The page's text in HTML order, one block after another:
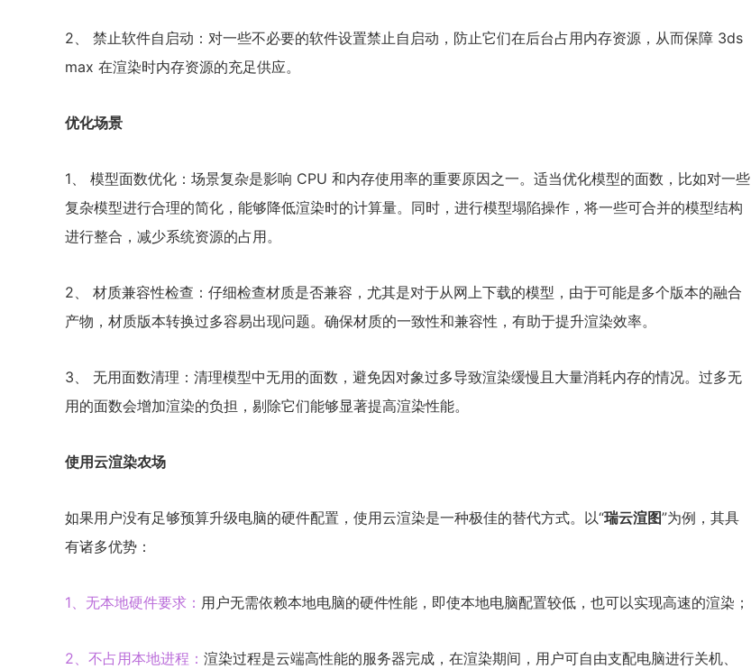
2、 禁止软件自启动：对一些不必要的软件设置禁止自启动，防止它们在后台占用内存资源，从而保障 3ds
max 在渲染时内存资源的充足供应。
优化场景
1、 模型面数优化：场景复杂是影响 CPU 和内存使用率的重要原因之一。适当优化模型的面数，比如对一些
复杂模型进行合理的简化，能够降低渲染时的计算量。同时，进行模型塌陷操作，将一些可合并的模型结构
进行整合，减少系统资源的占用。
2、 材质兼容性检查：仔细检查材质是否兼容，尤其是对于从网上下载的模型，由于可能是多个版本的融合
产物，材质版本转换过多容易出现问题。确保材质的一致性和兼容性，有助于提升渲染效率。
3、 无用面数清理：清理模型中无用的面数，避免因对象过多导致渲染缓慢且大量消耗内存的情况。过多无
用的面数会增加渲染的负担，剔除它们能够显著提高渲染性能。
使用云渲染农场
如果用户没有足够预算升级电脑的硬件配置，使用云渲染是一种极佳的替代方式。以“瑞云渲图”为例，其具
有诸多优势：
1、无本地硬件要求： 用户无需依赖本地电脑的硬件性能，即使本地电脑配置较低，也可以实现高速的渲染；
2、不占用本地进程： 渲染过程是云端高性能的服务器完成，在渲染期间，用户可自由支配电脑进行关机、